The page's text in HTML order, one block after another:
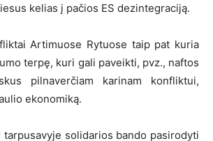
kelias į pačios ES dezintegraciją.
Artimuose Rytuose taip pat kuria
terpę, kuri gali paveikti, pvz., naftos
pilnaverčiam karinam konfliktui,
ekonomiką.
tarpusavyje solidarios bando pasirodyti